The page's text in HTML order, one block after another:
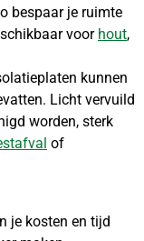
bespaar je ruimte
voor hout,
kunnen
Licht vervuild
worden, sterk
of
je kosten en tijd